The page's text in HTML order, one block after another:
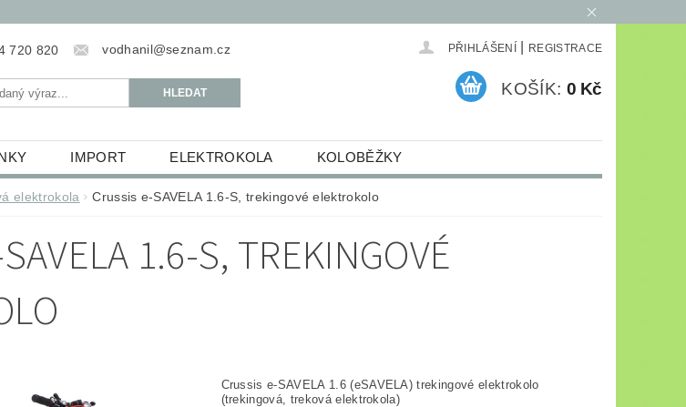
720 820 vodhanil@seznam.cz PŘIHLÁŠENÍ REGISTRACE
KOŠÍK: 0 Kč
IMPORT ELEKTROKOLA KOLOBĚŽKY
HUDEBNINY ELEKTRO
elektrokola Crussis e-SAVELA 1.6-S, trekingové elektrokolo
1.6-S, TREKINGOVÉ
Crussis e-SAVELA 1.6 (eSAVELA) trekingové elektrokolo
(trekingová, treková elektrokola)